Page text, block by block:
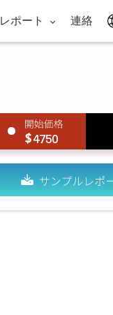
レポート 連絡
4750